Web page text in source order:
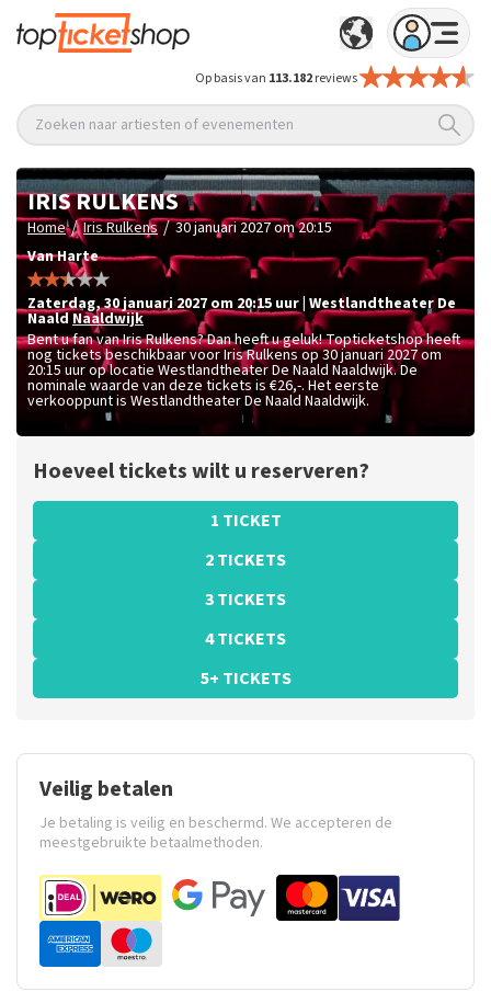
Op basis van 113.182reviews
Zoeken naar artiesten of evenementen
IRIS RULKENS
Home / Iris Rulkens / 30 januari 2027 om 20:15
Van Harte
zaterdag,30 januari 2027 om 20:15 uur Westlandtheater De
NaaldNaaldwijk
Bent u fan van Iris Rulkens? Dan heeft u geluk! Topticketshop heeft
nog tickets beschikbaar voor Iris Rulkens op 30 januari 2027 om
20:15 uur op locatie Westlandtheater De Naald Naaldwijk. De
nominale waarde van deze tickets is €26,-. Het eerste
verkooppunt is Westlandtheater De Naald Naaldwijk.
Hoeveel tickets wilt u reserveren?
1 TICKET
2 TICKETS
3 TICKETS
4 TICKETS
5+ TICKETS
Veilig betalen
Je betaling is veilig en beschermd. We accepteren de
meestgebruikte betaalmethoden.